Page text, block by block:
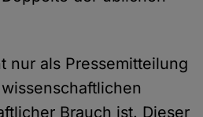
nur als Pressemitteilung
Brauch ist. Dieser